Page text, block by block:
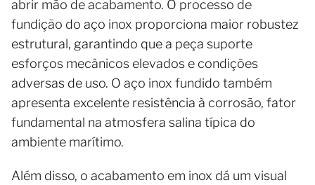
abrir mão de acabamento. O processo de
fundição do aço inox proporciona maior robustez
estrutural, garantindo que a peça suporte
esforços mecânicos elevados e condições
adversas de uso. O aço inox fundido também
apresenta excelente resistência à corrosão, fator
fundamental na atmosfera salina típica do
ambiente marítimo.
Além disso, o acabamento em inox dá um visual